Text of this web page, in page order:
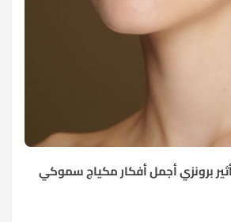
برونزي أجمل أفكار مكياج سموكي